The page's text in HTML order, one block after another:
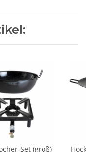
Set (groß)